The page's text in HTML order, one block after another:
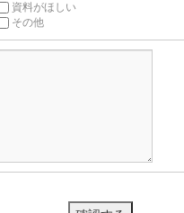
資料がほしい
その他